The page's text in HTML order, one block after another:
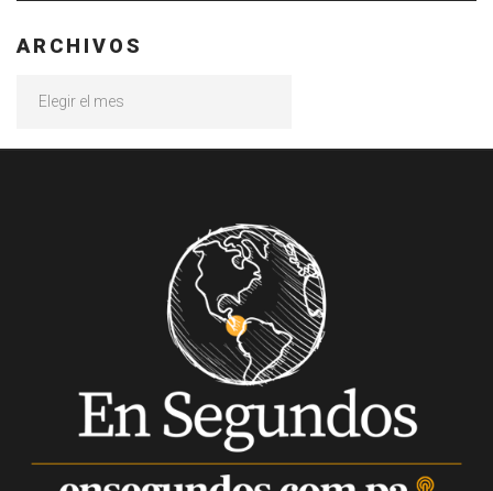
ARCHIVOS